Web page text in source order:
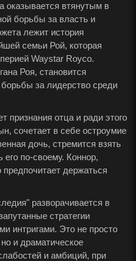
оказывается втянутым в
борьбы за власть и
лежит история
семьи Рой, которая
Waystar Royco.
Роя, становится
за лидерство среди
признания отца и ради этого
сочетает в себе остроумие
дочь, стремится взять
его по-своему. Коннор,
держаться
разворачивается в
стратегии
интригами. Это не просто
и драматическое
и амбиций, при